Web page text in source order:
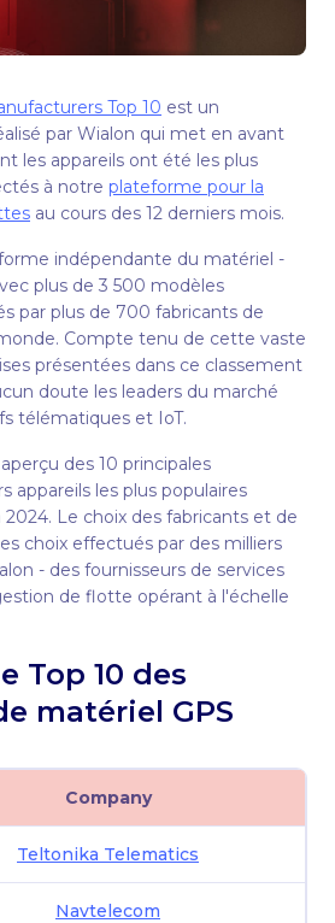
Top 10 est un
par Wialon qui met en avant
les appareils ont été les plus
à notre plateforme pour la
au cours des 12 derniers mois.
indépendante du matériel -
plus de 3 500 modèles
par plus de 700 fabricants de
Compte tenu de cette vaste
présentées dans ce classement
doute les leaders du marché
télématiques et IoT.
des 10 principales
appareils les plus populaires
Le choix des fabricants et de
choix effectués par des milliers
- des fournisseurs de services
de flotte opérant à l'échelle
Top 10 des
matériel GPS
Company
Teltonika Telematics
Navtelecom